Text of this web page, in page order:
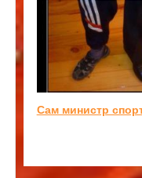
Сам министр